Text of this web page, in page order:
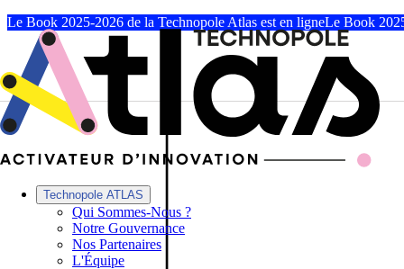
Le Book 2025-2026 de la Technopole Atlas est en ligneLe Book
Technopole ATLAS
Qui Sommes-Nous ?
Notre Gouvernance
Nos Partenaires
L'Équipe